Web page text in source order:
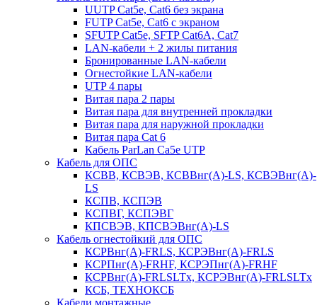
UUTP Cat5e, Cat6 без экрана
FUTP Cat5e, Cat6 с экраном
SFUTP Cat5e, SFTP Cat6A, Cat7
LAN-кабели + 2 жилы питания
Бронированные LAN-кабели
Огнестойкие LAN-кабели
UTP 4 пары
Витая пара 2 пары
Витая пара для внутренней прокладки
Витая пара для наружной прокладки
Витая пара Сat 6
Кабель ParLan Ca5e UTP
Кабель для ОПС
КСВВ, КСВЭВ, КСВВнг(А)-LS, КСВЭВнг(А)-
LS
КСПВ, КСПЭВ
КСПВГ, КСПЭВГ
КПСВЭВ, КПСВЭВнг(А)-LS
Кабель огнестойкий для ОПС
КСРВнг(А)-FRLS, КСРЭВнг(А)-FRLS
КСРПнг(А)-FRHF, КСРЭПнг(А)-FRHF
КСРВнг(А)-FRLSLTx, КСРЭВнг(А)-FRLSLTx
КСБ, ТЕХНОКСБ
Кабели монтажные